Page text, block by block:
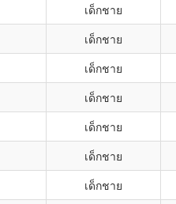
เด็กชาย
เด็กชาย
เด็กชาย
เด็กชาย
เด็กชาย
เด็กชาย
เด็กชาย